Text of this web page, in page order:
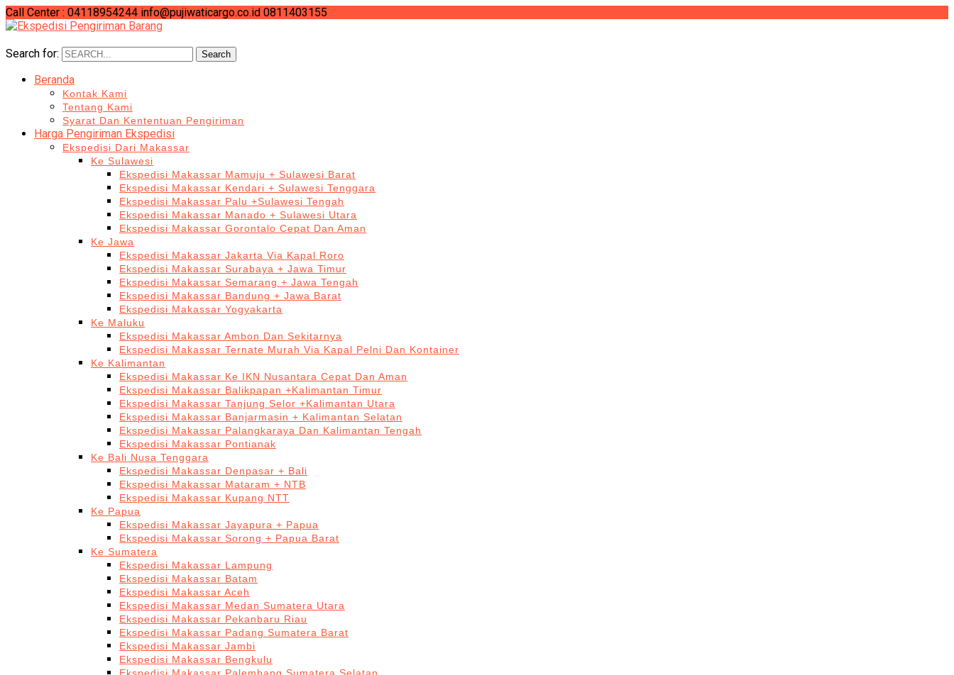
Call Center : 04118954244 info@pujiwaticargo.co.id 0811403155
Search for: Search
Beranda
Kontak Kami
Tentang Kami
Syarat Dan Kententuan Pengiriman
Harga Pengiriman Ekspedisi
Ekspedisi Dari Makassar
Ke Sulawesi
Ekspedisi Makassar Mamuju + Sulawesi Barat
Ekspedisi Makassar Kendari + Sulawesi Tenggara
Ekspedisi Makassar Palu +Sulawesi Tengah
Ekspedisi Makassar Manado + Sulawesi Utara
Ekspedisi Makassar Gorontalo Cepat Dan Aman
Ke Jawa
Ekspedisi Makassar Jakarta Via Kapal Roro
Ekspedisi Makassar Surabaya + Jawa Timur
Ekspedisi Makassar Semarang + Jawa Tengah
Ekspedisi Makassar Bandung + Jawa Barat
Ekspedisi Makassar Yogyakarta
Ke Maluku
Ekspedisi Makassar Ambon Dan Sekitarnya
Ekspedisi Makassar Ternate Murah Via Kapal Pelni Dan Kontainer
Ke Kalimantan
Ekspedisi Makassar Ke IKN Nusantara Cepat Dan Aman
Ekspedisi Makassar Balikpapan +Kalimantan Timur
Ekspedisi Makassar Tanjung Selor +Kalimantan Utara
Ekspedisi Makassar Banjarmasin + Kalimantan Selatan
Ekspedisi Makassar Palangkaraya Dan Kalimantan Tengah
Ekspedisi Makassar Pontianak
Ke Bali Nusa Tenggara
Ekspedisi Makassar Denpasar + Bali
Ekspedisi Makassar Mataram + NTB
Ekspedisi Makassar Kupang NTT
Ke Papua
Ekspedisi Makassar Jayapura + Papua
Ekspedisi Makassar Sorong + Papua Barat
Ke Sumatera
Ekspedisi Makassar Lampung
Ekspedisi Makassar Batam
Ekspedisi Makassar Aceh
Ekspedisi Makassar Medan Sumatera Utara
Ekspedisi Makassar Pekanbaru Riau
Ekspedisi Makassar Padang Sumatera Barat
Ekspedisi Makassar Jambi
Ekspedisi Makassar Bengkulu